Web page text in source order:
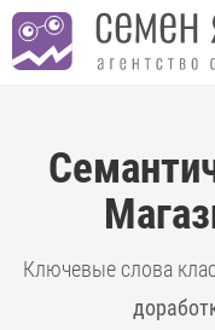
Ключевые слова